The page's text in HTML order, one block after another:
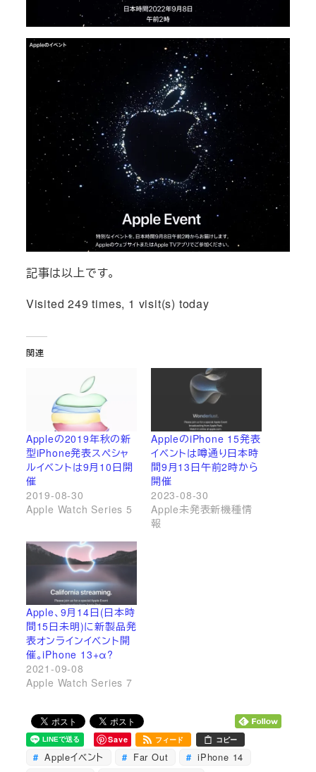
記事は以上です。
Visited 249 times, 1 visit(s) today
関連
Appleの2019年秋の新
型iPhone発表スペシャ
ルイベントは9月10日開
催
2019-08-30
Apple Watch Series 5
AppleのiPhone 15発表
イベントは噂通り日本時
間9月13日午前2時から
開催
2023-08-30
Apple未発表新機種情
報
Apple、9月14日(日本時
間15日未明)に新製品発
表オンラインイベント開
催。iPhone 13+α?
2021-09-08
Apple Watch Series 7
Save フィード コピー
Appleイベント Far Out
iPhone 14